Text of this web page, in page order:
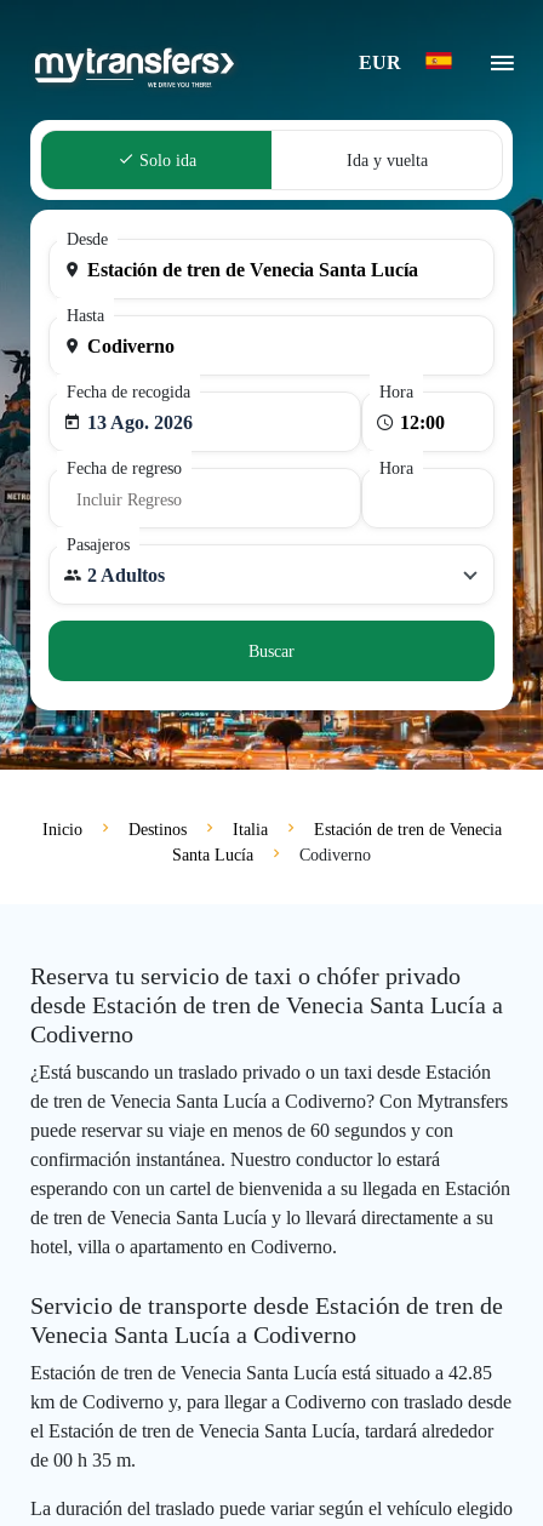
EUR
Solo ida Ida y vuelta
Desde
Hasta
Fecha de recogida
13 Ago. 2026
Hora
Fecha de regreso
Incluir Regreso
Hora
Pasajeros
2 Adultos
Buscar
Inicio Destinos Italia
Estación de tren de Venecia
Santa Lucía
Codiverno
Reserva tu servicio de taxi o chófer privado
desde Estación de tren de Venecia Santa Lucía a
Codiverno
¿Está buscando un traslado privado o un taxi desde Estación
de tren de Venecia Santa Lucía a Codiverno? Con Mytransfers
puede reservar su viaje en menos de 60 segundos y con
confirmación instantánea. Nuestro conductor lo estará
esperando con un cartel de bienvenida a su llegada en Estación
de tren de Venecia Santa Lucía y lo llevará directamente a su
hotel, villa o apartamento en Codiverno.
Servicio de transporte desde Estación de tren de
Venecia Santa Lucía a Codiverno
Estación de tren de Venecia Santa Lucía está situado a 42.85
km de Codiverno y, para llegar a Codiverno con traslado desde
el Estación de tren de Venecia Santa Lucía, tardará alrededor
de 00 h 35 m.
La duración del traslado puede variar según el vehículo elegido